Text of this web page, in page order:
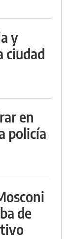
y
ciudad
en
policía
de